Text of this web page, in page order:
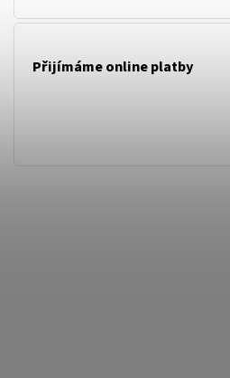
Přijímáme online platby